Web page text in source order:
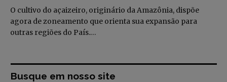
O cultivo do açaizeiro, originário da Amazônia, dispõe
agora de zoneamento que orienta sua expansão para
outras regiões do País.…
Busque em nosso site